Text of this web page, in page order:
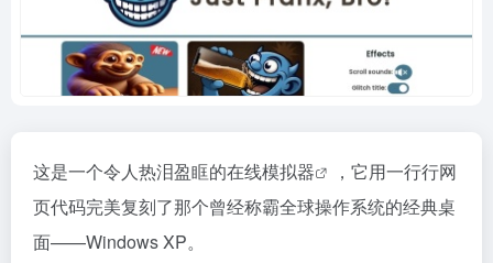
这是一个令人热泪盈眶的在线模拟器
，它用一行行网
页代码完美复刻了那个曾经称霸全球操作系统的经典桌
面——Windows XP。